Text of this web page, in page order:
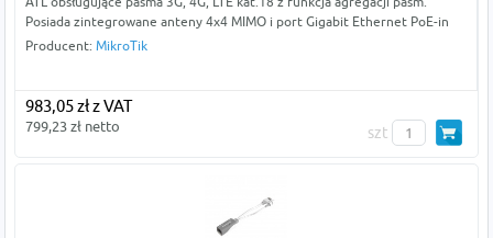
Posiada zintegrowane anteny 4x4 MIMO i port Gigabit Ethernet PoE-in
Producent: MikroTik
983,05 zł z VAT
799,23 zł netto szt